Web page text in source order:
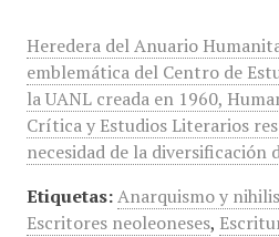
Heredera del Anuario
emblemática del Centro de
la UANL creada en 1960,
Crítica y Estudios Literarios
necesidad de la diversificación
Etiquetas: Anarquismo y
Escritores neoleoneses,